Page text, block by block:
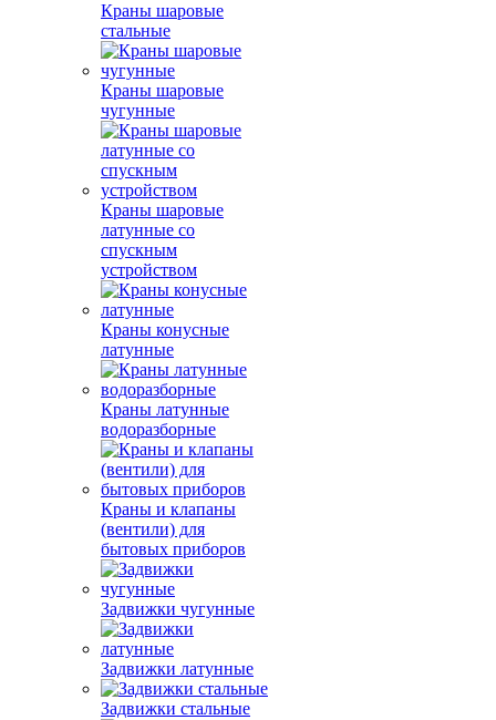
Краны шаровые
стальные
Краны шаровые
чугунные
Краны шаровые
латунные со
спускным
устройством
Краны конусные
латунные
Краны латунные
водоразборные
Краны и клапаны
(вентили) для
бытовых приборов
Задвижки чугунные
Задвижки латунные
Задвижки стальные